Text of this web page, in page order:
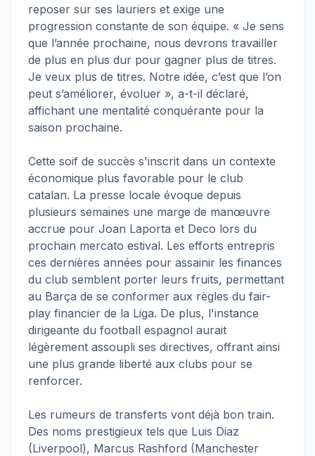
reposer sur ses lauriers et exige une
progression constante de son équipe. « Je sens
que l’année prochaine, nous devrons travailler
de plus en plus dur pour gagner plus de titres.
Je veux plus de titres. Notre idée, c’est que l’on
peut s’améliorer, évoluer », a-t-il déclaré,
affichant une mentalité conquérante pour la
saison prochaine.
Cette soif de succès s'inscrit dans un contexte
économique plus favorable pour le club
catalan. La presse locale évoque depuis
plusieurs semaines une marge de manœuvre
accrue pour Joan Laporta et Deco lors du
prochain mercato estival. Les efforts entrepris
ces dernières années pour assainir les finances
du club semblent porter leurs fruits, permettant
au Barça de se conformer aux règles du fair-
play financier de la Liga. De plus, l'instance
dirigeante du football espagnol aurait
légèrement assoupli ses directives, offrant ainsi
une plus grande liberté aux clubs pour se
renforcer.
Les rumeurs de transferts vont déjà bon train.
Des noms prestigieux tels que Luis Diaz
(Liverpool), Marcus Rashford (Manchester